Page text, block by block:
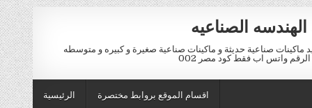
الصناعيه
صناعية حديثة و ماكينات صناعية صغيرة و كبيره و متوسطه
الرئيسية اقسام الموقع بروابط مختصرة